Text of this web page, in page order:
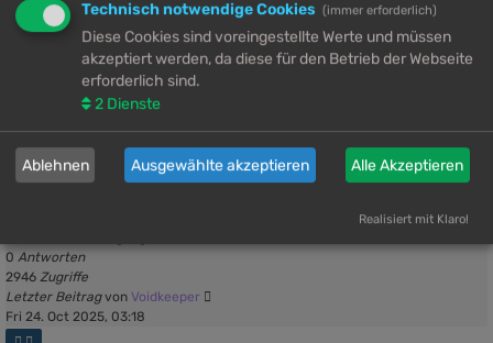
3649
Zugriffe
Letzter Beitrag vonVoidkeeper
Sat 25. Oct 2025, 19:02
Egi-Größen
vonOrinna»Sat 25. Oct 2025, 16:31
Letzter Beitrag
Orinna
Sat 25. Oct 2025, 16:31
Neuigkeiten- &
0 Antworten
2946 Zugriffe
Letzter Beitragvon Voidkeeper
Fri 24. Oct 2025, 03:18
Technisch notwendige Cookies (immer erforderlich)
Diese Cookies sind voreingestellte Werte und müssen
akzeptiert werden, da diese für den Betrieb der Webseite
erforderlich sind.
2 Dienste
Ablehnen Ausgewählte akzeptieren Alle Akzeptieren
Realisiert mit Klaro!